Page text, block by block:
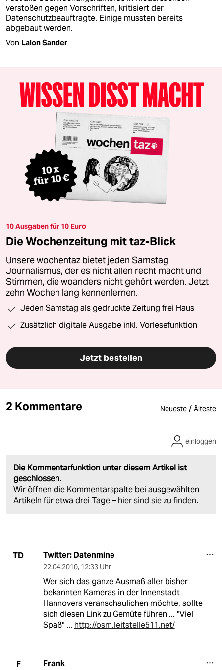
verstoßen gegen Vorschriften, kritisiert der
Datenschutzbeauftragte. Einige mussten bereits
abgebaut werden.
Von Lalon Sander
10 Ausgaben für 10 Euro
Die Wochenzeitung mit taz-Blick
Unsere wochentaz bietet jeden Samstag
Journalismus, der es nicht allen recht macht und
Stimmen, die woanders nicht gehört werden. Jetzt
zehn Wochen lang kennenlernen.
Jeden Samstag als gedruckte Zeitung frei Haus
Zusätzlich digitale Ausgabe inkl. Vorlesefunktion
Jetzt bestellen
2 Kommentare Neueste / Älteste
Die Kommentarfunktion unter diesem Artikel ist
geschlossen.
Wir öffnen die Kommentarspalte bei ausgewählten
Artikeln für etwa drei Tage – hier sind sie zu finden.
einloggen
TD Twitter: Datenmine
22.04.2010, 12:33 Uhr
Wer sich das ganze Ausmaß aller bisher
bekannten Kameras in der Innenstadt
Hannovers veranschaulichen möchte, sollte
sich diesen Link zu Gemüte führen ... "Viel
Spaß" ... http://osm.leitstelle511.net/
F Frank